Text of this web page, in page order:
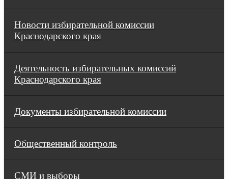
Новости избирательной комиссии
Краснодарского края
Деятельность избирательных комиссий
Краснодарского края
Документы избирательной комиссии
Общественный контроль
СМИ и выборы